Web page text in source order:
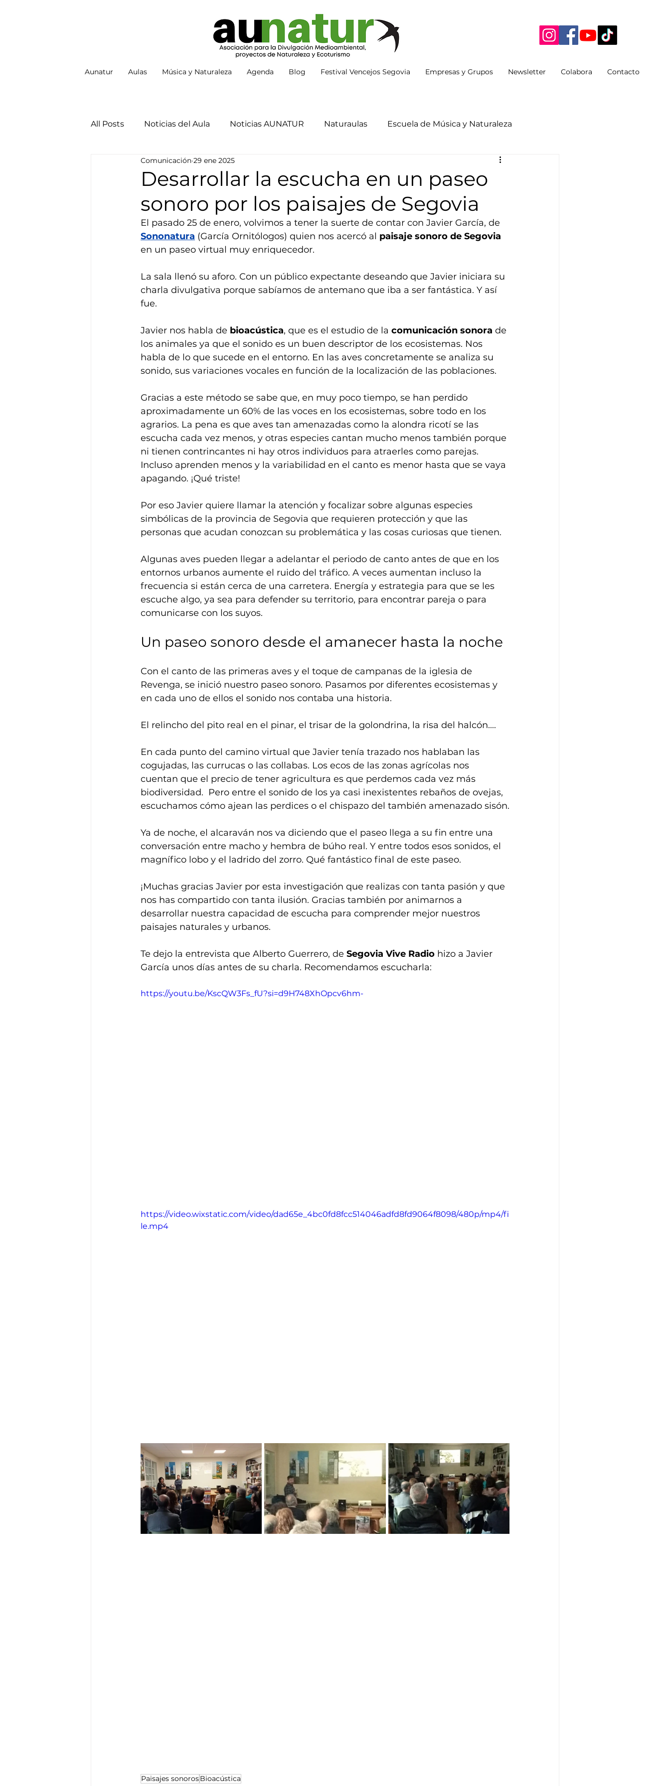
Aunatur Aulas Música y Naturaleza Agenda Blog Festival Vencejos Segovia Empresas y Grupos Newsletter Colabora Contacto
All Posts Noticias del Aula Noticias AUNATUR Naturaulas Escuela de Música y Naturaleza
Desarrollar la escucha en un paseo
sonoro por los paisajes de Segovia
Comunicación 29 ene 2025
El pasado 25 de enero, volvimos a tener la suerte de contar con Javier García, de
Sononatura (García Ornitólogos) quien nos acercó al paisaje sonoro de Segovia
en un paseo virtual muy enriquecedor.
La sala llenó su aforo. Con un público expectante deseando que Javier iniciara su
charla divulgativa porque sabíamos de antemano que iba a ser fantástica. Y así
fue.
Javier nos habla de bioacústica, que es el estudio de la comunicación sonora de
los animales ya que el sonido es un buen descriptor de los ecosistemas. Nos
habla de lo que sucede en el entorno. En las aves concretamente se analiza su
sonido, sus variaciones vocales en función de la localización de las poblaciones.
Gracias a este método se sabe que, en muy poco tiempo, se han perdido
aproximadamente un 60% de las voces en los ecosistemas, sobre todo en los
agrarios. La pena es que aves tan amenazadas como la alondra ricotí se las
escucha cada vez menos, y otras especies cantan mucho menos también porque
ni tienen contrincantes ni hay otros individuos para atraerles como parejas.
Incluso aprenden menos y la variabilidad en el canto es menor hasta que se vaya
apagando. ¡Qué triste!
Por eso Javier quiere llamar la atención y focalizar sobre algunas especies
simbólicas de la provincia de Segovia que requieren protección y que las
personas que acudan conozcan su problemática y las cosas curiosas que tienen.
Algunas aves pueden llegar a adelantar el periodo de canto antes de que en los
entornos urbanos aumente el ruido del tráfico. A veces aumentan incluso la
frecuencia si están cerca de una carretera. Energía y estrategia para que se les
escuche algo, ya sea para defender su territorio, para encontrar pareja o para
comunicarse con los suyos.
Un paseo sonoro desde el amanecer hasta la noche
Con el canto de las primeras aves y el toque de campanas de la iglesia de
Revenga, se inició nuestro paseo sonoro. Pasamos por diferentes ecosistemas y
en cada uno de ellos el sonido nos contaba una historia.
El relincho del pito real en el pinar, el trisar de la golondrina, la risa del halcón....
En cada punto del camino virtual que Javier tenía trazado nos hablaban las
cogujadas, las currucas o las collabas. Los ecos de las zonas agrícolas nos
cuentan que el precio de tener agricultura es que perdemos cada vez más
biodiversidad.  Pero entre el sonido de los ya casi inexistentes rebaños de ovejas,
escuchamos cómo ajean las perdices o el chispazo del también amenazado sisón.
Ya de noche, el alcaraván nos va diciendo que el paseo llega a su fin entre una
conversación entre macho y hembra de búho real. Y entre todos esos sonidos, el
magnífico lobo y el ladrido del zorro. Qué fantástico final de este paseo.
¡Muchas gracias Javier por esta investigación que realizas con tanta pasión y que
nos has compartido con tanta ilusión. Gracias también por animarnos a
desarrollar nuestra capacidad de escucha para comprender mejor nuestros
paisajes naturales y urbanos.
Te dejo la entrevista que Alberto Guerrero, de Segovia Vive Radio hizo a Javier
García unos días antes de su charla. Recomendamos escucharla:
https://youtu.be/KscQW3Fs_fU?si=d9H748XhOpcv6hm-
https://video.wixstatic.com/video/dad65e_4bc0fd8fcc514046adfd8fd9064f8098/480p/mp4/fi
le.mp4
Paisajes sonorosBioacústica